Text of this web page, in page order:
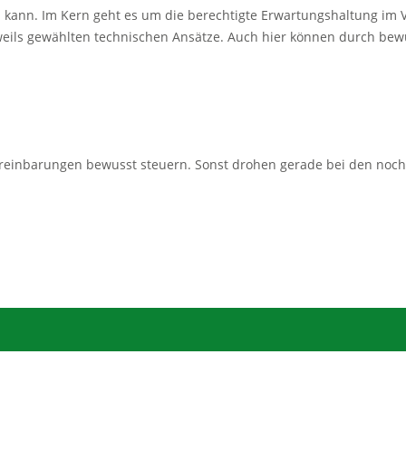
Im Kern geht es um die berechtigte Erwartungshaltung
technischen Ansätze. Auch hier können durch
bewusst steuern. Sonst drohen gerade bei den